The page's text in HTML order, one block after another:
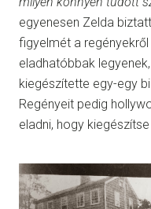
egyenesen Zelda
figyelmét a
eladhatóbbak
kiegészítette egy-egy
Regényeit pedig
eladni, hogy